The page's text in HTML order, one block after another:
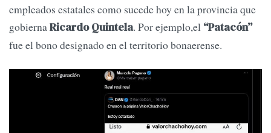
empleados estatales como sucede hoy en la provincia que
gobiernaRicardo Quintela. Por ejemplo,el “Patacón”
fue el bono designado en el territorio bonaerense.